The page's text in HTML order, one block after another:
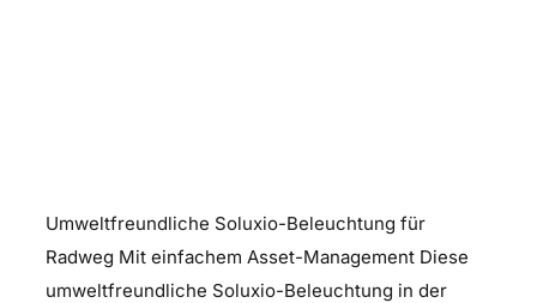
Umweltfreundliche Soluxio-Beleuchtung für
Radweg Mit einfachem Asset-Management Diese
umweltfreundliche Soluxio-Beleuchtung in der